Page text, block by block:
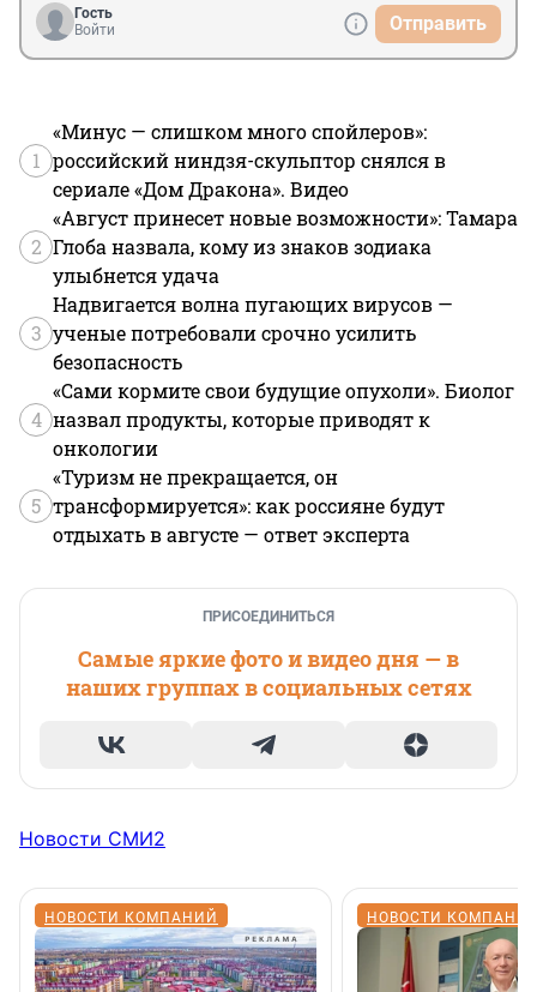
Гость
Войти
Отправить
1
«Минус — слишком много спойлеров»:
российский ниндзя-скульптор снялся в
сериале «Дом Дракона». Видео
2
«Август принесет новые возможности»: Тамара
Глоба назвала, кому из знаков зодиака
улыбнется удача
3
Надвигается волна пугающих вирусов —
ученые потребовали срочно усилить
безопасность
4
«Сами кормите свои будущие опухоли». Биолог
назвал продукты, которые приводят к
онкологии
5
«Туризм не прекращается, он
трансформируется»: как россияне будут
отдыхать в августе — ответ эксперта
ПРИСОЕДИНИТЬСЯ
Самые яркие фото и видео дня — в
наших группах в социальных сетях
Новости СМИ2
НОВОСТИ КОМПАНИЙ НОВОСТИ